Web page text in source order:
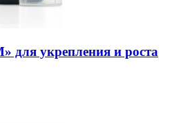
для укрепления и роста